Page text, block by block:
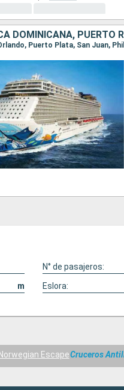
DOMINICANA, PUERTO
Puerto Plata, San Juan,
N° de pasajeros:
m Eslora:
Norwegian EscapeCruceros